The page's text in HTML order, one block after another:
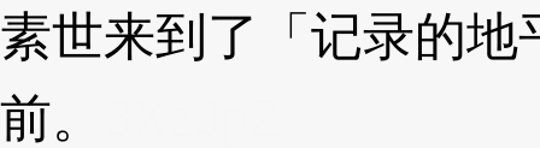
素世来到了「记录的地
前。